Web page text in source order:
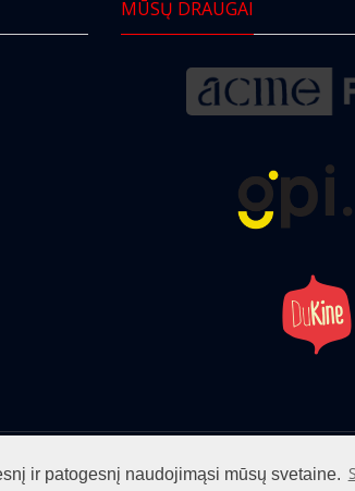
ir patogesnį naudojimąsi mūsų svetaine.
MŪSŲ DRAUGAI